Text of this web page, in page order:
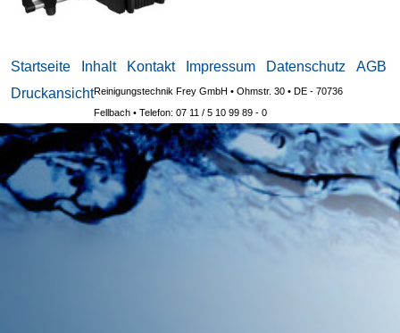
Startseite Inhalt Kontakt Impressum Datenschutz
AGB
DruckansichtReinigungstechnik Frey GmbH • Ohmstr. 30 • DE - 70736
Fellbach • Telefon: 07 11 / 5 10 99 89 - 0